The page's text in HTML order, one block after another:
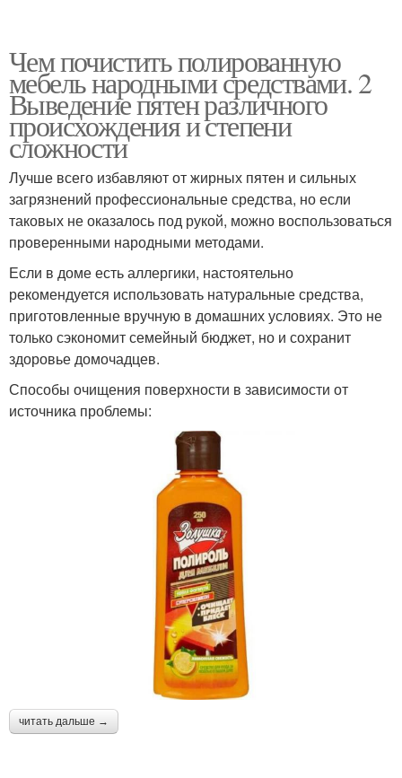
Чем почистить полированную
мебель народными средствами. 2
Выведение пятен различного
происхождения и степени
сложности
Лучше всего избавляют от жирных пятен и сильных
загрязнений профессиональные средства, но если
таковых не оказалось под рукой, можно воспользоваться
проверенными народными методами.
Если в доме есть аллергики, настоятельно
рекомендуется использовать натуральные средства,
приготовленные вручную в домашних условиях. Это не
только сэкономит семейный бюджет, но и сохранит
здоровье домочадцев.
Способы очищения поверхности в зависимости от
источника проблемы:
читать дальше →